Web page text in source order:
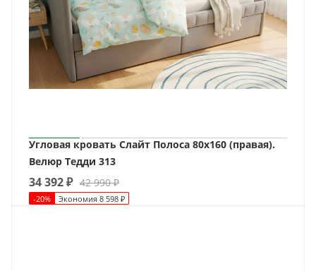
Угловая кровать Слайт Полоса 80х160 (правая).
Велюр Тедди 313
34 392₽ 42 990₽
-20% Экономия 8 598 ₽